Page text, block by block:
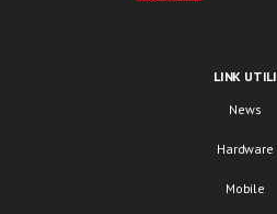
LINK UTILI
News
Hardware
Mobile